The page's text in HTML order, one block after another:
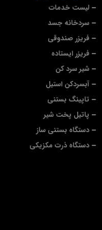
لیست خدمات
سردخانه جسد
فریزر صندوقی
فریزر ایستاده
شیر سرد کن
آبسردکن استیل
تاپینگ بستنی
پاتیل پخت شیر
دستگاه بستنی ساز
دستگاه ذرت مکزیکی